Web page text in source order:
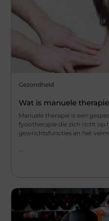
Gezondheid
Wat is manuele
Manuele therapie is een
fysiotherapie die zich richt op
gewrichtsfuncties en het